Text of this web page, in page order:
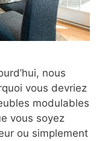
nous
vous devriez
modulables
vous soyez
ou simplement